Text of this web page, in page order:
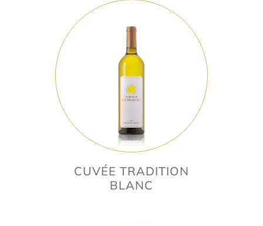
CUVÉE TRADITION
BLANC